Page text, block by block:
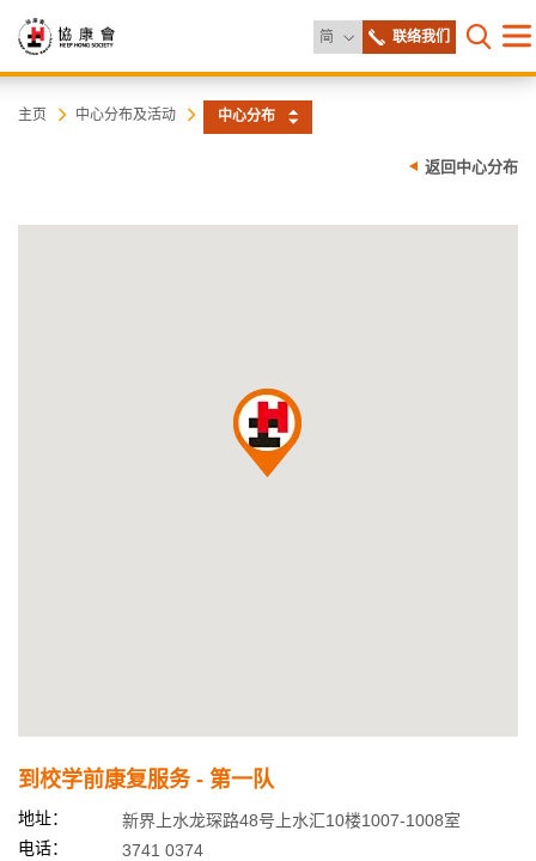
简 更改语言联络我们
打开目
协
会
主页 中心分布及活动 中心分布
返回中心分布
到校学前康复服务 - 第一队
地址：
新界上水龙琛路48号上水汇10楼1007-1008室
电话：
3741 0374